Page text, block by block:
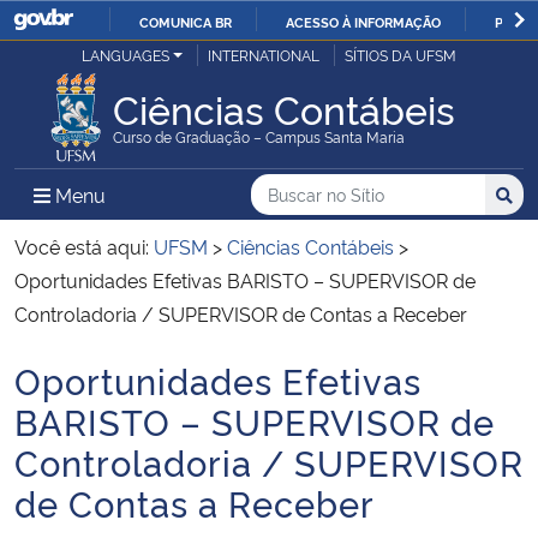
IR
O
COMUNICA BR ACESSO À INFORMAÇÃO
Ministério da Justiça e Segurança Pública
Ministério da Defesa
Ministério das Relações Exteriores
Ministério da Economia
Ministério da Infraestrutura
Ministério da Agricultura, Pecuária e Abastecimento
Ministério da Educação
LANGUAGES INTERNATIONAL SÍTIOS DA UFSM
Ciências Contábeis
Curso de Graduação – Campus Santa Maria
Menu Menu Principal do Sítio
Busca
Buscar no no Sítio
Busca:
Você está aqui: UFSM >Ciências Contábeis >
Oportunidades Efetivas BARISTO – SUPERVISOR de
Controladoria / SUPERVISOR de Contas a Receber
Início do conteúdo
Oportunidades Efetivas
BARISTO – SUPERVISOR de
Controladoria / SUPERVISOR
de Contas a Receber